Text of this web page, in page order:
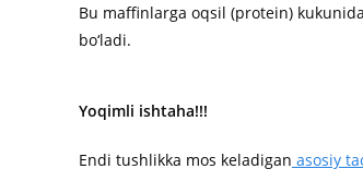
Bu maffinlarga oqsil (protein)
bo‘ladi.
Yoqimli ishtaha!!!
Endi tushlikka mos keladigan asosiy